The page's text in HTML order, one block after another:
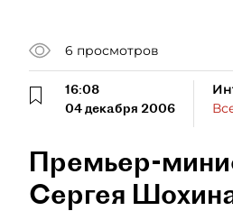
6 просмотров
16:08
04 декабря 2006
Премьер-
Сергея